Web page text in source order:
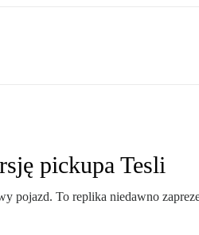
pickupa Tesli
pojazd. To replika niedawno